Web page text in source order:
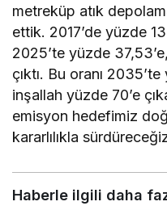
metreküp atık
ettik. 2017’de yüzde
2025’te yüzde
çıktı. Bu oranı
inşallah yüzde 70’e
emisyon hedefimiz
kararlılıkla
Haberle ilgili daha